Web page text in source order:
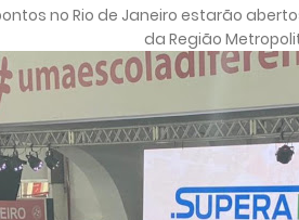
no Rio de Janeiro estarão
da Região